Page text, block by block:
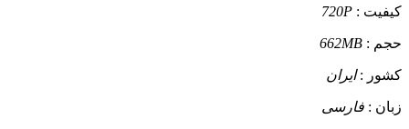
کیفیت : 720P
حجم : 662MB
کشور :ایران
زبان : فارسی